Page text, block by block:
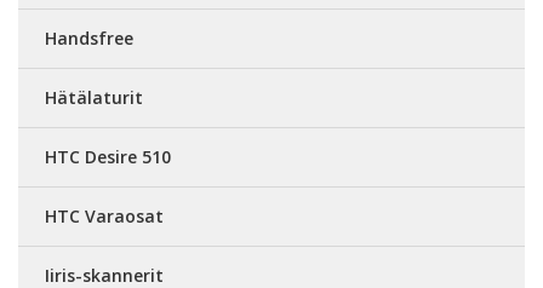
Handsfree
Hätälaturit
HTC Desire 510
HTC Varaosat
Iiris-skannerit